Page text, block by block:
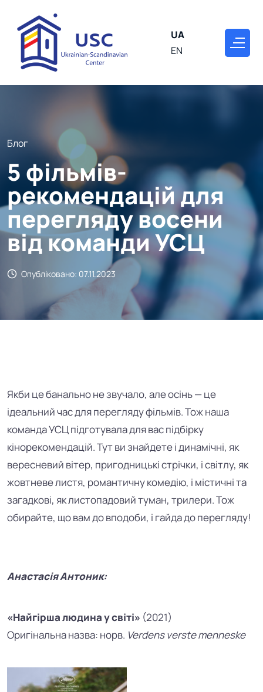
UA
EN
Блог
5 фільмів-
рекомендацій для
перегляду восени
від команди УСЦ
Опубліковано: 07.11.2023
Якби це банально не звучало, але осінь—це
ідеальний час для перегляду фільмів. Тож наша
команда УСЦ підготувала для вас підбірку
кінорекомендацій. Тут ви знайдете і динамічні, як
вересневий вітер, пригодницькі стрічки, і світлу, як
жовтневе листя, романтичну комедію, і містичні та
загадкові, як листопадовий туман, трилери. Тож
обирайте, що вам до вподоби, і гайда до перегляду!
Анастасія Антоник:
«Найгірша людина у світі» (2021)
Оригінальна назва: норв. Verdens verste menneske